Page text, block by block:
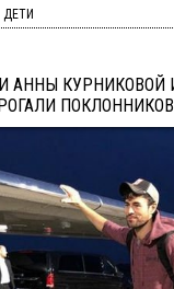
АННЫ КУРНИКОВОЙ
ПОКЛОННИКОВ
ДЕТИ